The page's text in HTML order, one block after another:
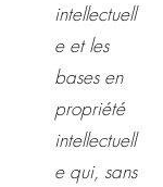
intellectuell
e et les
bases en
propriété
intellectuell
e qui, sans